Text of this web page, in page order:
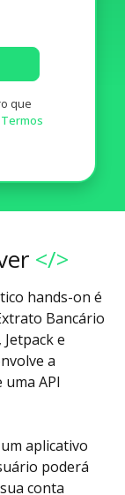
que
Termos
</>
hands-on é
Bancário
e
a
API
aplicativo
poderá
conta